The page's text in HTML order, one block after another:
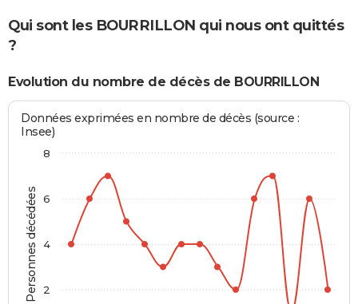
Qui sont les BOURRILLON qui nous ont quittés
?
Evolution du nombre de décès de BOURRILLON
Personnes décédées
Données exprimées en nombre de décès (source :
Insee)
2
4
6
8